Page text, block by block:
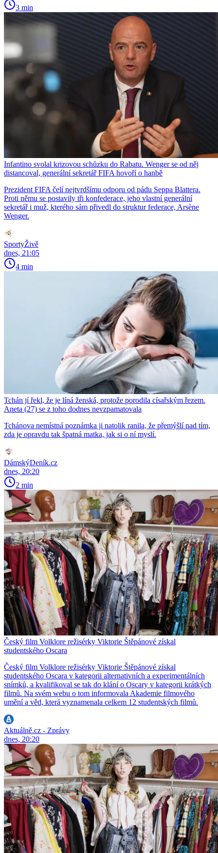
3 min
Infantino svolal krizovou schůzku do Rabatu. Wenger se od něj
distancoval, generální sekretář FIFA hovoří o hanbě
Prezident FIFA čelí nejtvrdšímu odporu od pádu Seppa Blattera.
Proti němu se postavily tři konfederace, jeho vlastní generální
sekretář i muž, kterého sám přivedl do struktur federace, Arsène
Wenger.
SportyŽivě
dnes, 21:05
4 min
Tchán jí řekl, že je líná ženská, protože porodila císařským řezem.
Aneta (27) se z toho dodnes nevzpamatovala
Tchánova nemístná poznámka ji natolik ranila, že přemýšlí nad tím,
zda je opravdu tak špatná matka, jak si o ní myslí.
DámskýDeník.cz
dnes, 20:20
2 min
Český film Volklore režisérky Viktorie Štěpánové získal
studentského Oscara
Český film Volklore režisérky Viktorie Štěpánové získal
studentského Oscara v kategorii alternativních a experimentálních
snímků, a kvalifikoval se tak do klání o Oscary v kategorii krátkých
filmů. Na svém webu o tom informovala Akademie filmového
umění a věd, která vyznamenala celkem 12 studentských filmů.
Aktuálně.cz - Zprávy
dnes, 20:20